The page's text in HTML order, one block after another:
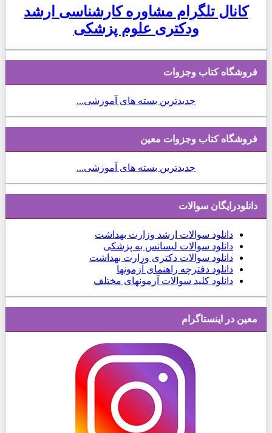
کانال تلگرام مشاوره کارشناسی ارشد
ودکتری علوم پزشکی
فروشگاه کتاب وجزوات
جدیدترین بسته های آموزشی...
فروشگاه کتاب وجزوات معین
جدیدترین بسته های آموزشی...
دانلودرایگان سوالات
دانلود سوالات ارشد وزارت بهداشت
دانلود سوالات لیسانس به پزشکی
دانلود سوالات دکتری وزارت بهداشت
دانلود دفترچه راهنمای آزمونها
دانلود کلید سوالات آزمونهای مختلف
معین در اینستاگرام